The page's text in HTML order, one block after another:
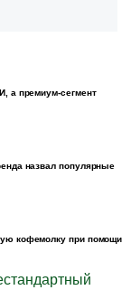
а премиум-сегмент
назвал популярные
кофемолку при помощи